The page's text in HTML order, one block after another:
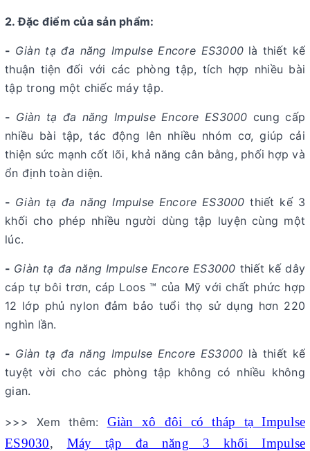
2. Đặc điểm của sản phẩm:
- Giàn tạ đa năng Impulse Encore ES3000 là thiết kế
thuận tiện đối với các phòng tập, tích hợp nhiều bài
tập trong một chiếc máy tập.
- Giàn tạ đa năng Impulse Encore ES3000 cung cấp
nhiều bài tập, tác động lên nhiều nhóm cơ, giúp cải
thiện sức mạnh cốt lõi, khả năng cân bằng, phối hợp và
ổn định toàn diện.
- Giàn tạ đa năng Impulse Encore ES3000thiết kế 3
khối cho phép nhiều người dùng tập luyện cùng một
lúc.
- Giàn tạ đa năng Impulse Encore ES3000 thiết kế dây
cáp tự bôi trơn, cáp Loos ™ của Mỹ với chất phức hợp
12 lớp phủ nylon đảm bảo tuổi thọ sử dụng hơn 220
nghìn lần.
- Giàn tạ đa năng Impulse Encore ES3000 là thiết kế
tuyệt vời cho các phòng tập không có nhiều không
gian.
>>> Xem thêm: Giàn xô đôi có tháp tạ Impulse
ES9030, Máy tập đa năng 3 khối Impulse